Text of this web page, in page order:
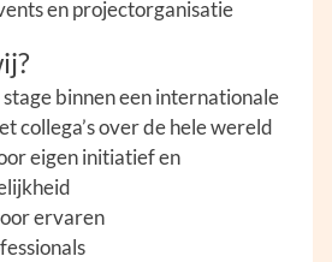
en projectorganisatie
binnen een internationale
collega’s over de hele wereld
eigen initiatief en
ervaren